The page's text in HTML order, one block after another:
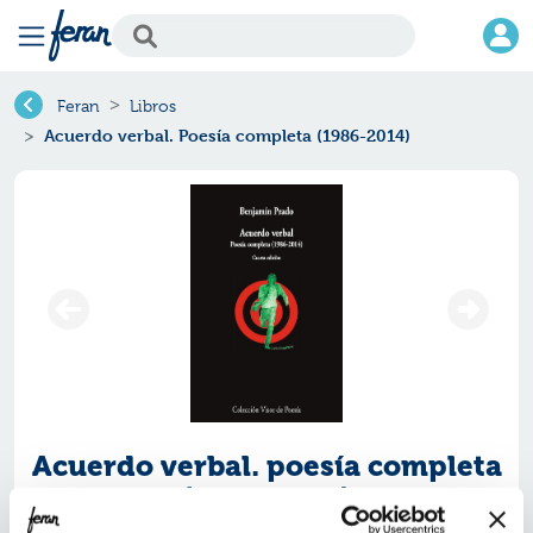
Feran Libros
Acuerdo verbal. Poesía completa (1986-2014)
Acuerdo verbal. poesía completa
(1986-2014)